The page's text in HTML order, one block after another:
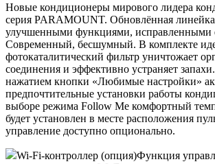
Новые кондиционеры мирового лидера
серия PARAMOUNT. Обновлённая
улучшенными функциями, исправленными
Современный, бесшумный. В комплекте
фотокаталитический фильтр уничтожает
соединения и эффективно устраняет
нажатием кнопки «Любимые настройки»
предпочтительные установки работы
выборе режима Follow Me комфортный
будет установлен в месте расположения
управление доступно опционально.
Wi-Fi-контроллер (опция)Функция